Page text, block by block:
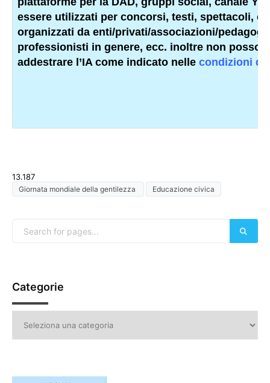
essere utilizzati per concorsi, testi, spettacoli,
organizzati da enti/privati/associazioni/
professionisti in genere, ecc. inoltre non
addestrare l’IA come indicato nelle condizioni
13.187
Giornata mondiale della gentilezza Educazione civica
Categorie